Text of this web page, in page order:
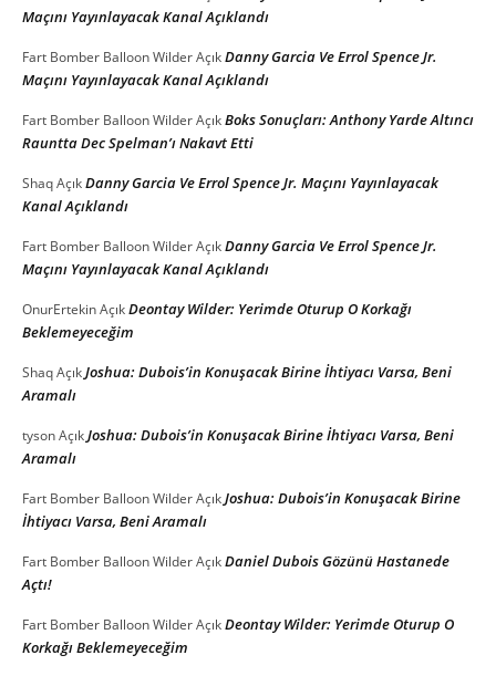
Maçını Yayınlayacak Kanal Açıklandı
Fart Bomber Balloon WilderAçıkDanny Garcia Ve Errol Spence Jr.
Maçını Yayınlayacak Kanal Açıklandı
Fart Bomber Balloon WilderAçıkBoks Sonuçları: Anthony Yarde Altıncı
Rauntta Dec Spelman’ı Nakavt Etti
ShaqAçıkDanny Garcia Ve Errol Spence Jr. Maçını Yayınlayacak
Kanal Açıklandı
Fart Bomber Balloon WilderAçıkDanny Garcia Ve Errol Spence Jr.
Maçını Yayınlayacak Kanal Açıklandı
OnurErtekinAçıkDeontay Wilder: Yerimde Oturup O Korkağı
Beklemeyeceğim
ShaqAçıkJoshua: Dubois’in Konuşacak Birine İhtiyacı Varsa, Beni
Aramalı
tysonAçıkJoshua: Dubois’in Konuşacak Birine İhtiyacı Varsa, Beni
Aramalı
Fart Bomber Balloon WilderAçıkJoshua: Dubois’in Konuşacak Birine
İhtiyacı Varsa, Beni Aramalı
Fart Bomber Balloon WilderAçıkDaniel Dubois Gözünü Hastanede
Açtı!
Fart Bomber Balloon WilderAçıkDeontay Wilder: Yerimde Oturup O
Korkağı Beklemeyeceğim